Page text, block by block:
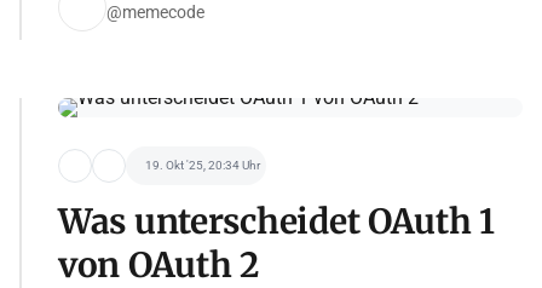
@memecode
19. Okt '25, 20:34 Uhr
Was unterscheidet OAuth 1
von OAuth 2